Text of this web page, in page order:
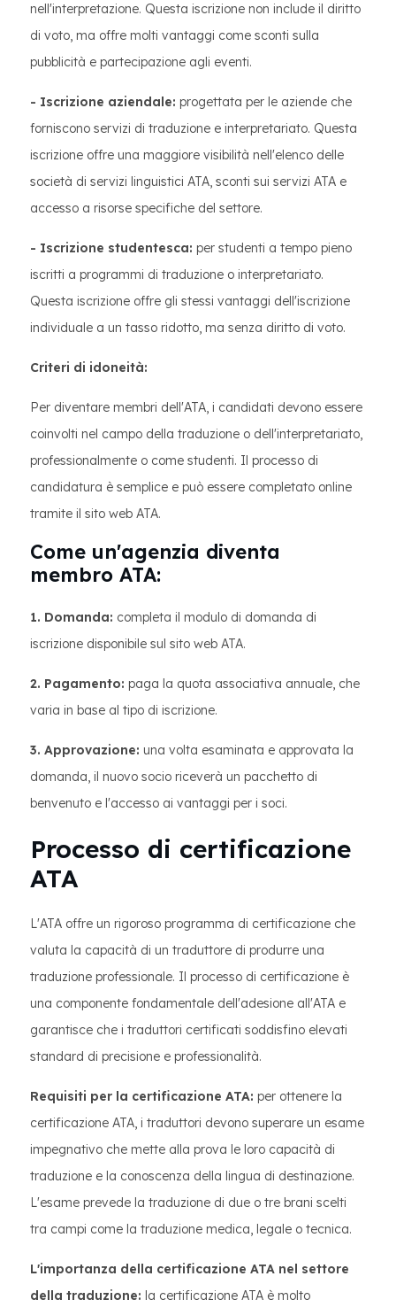
nell'interpretazione. Questa iscrizione non include il diritto
di voto, ma offre molti vantaggi come sconti sulla
pubblicità e partecipazione agli eventi.
- Iscrizione aziendale: progettata per le aziende che
forniscono servizi di traduzione e interpretariato. Questa
iscrizione offre una maggiore visibilità nell'elenco delle
società di servizi linguistici ATA, sconti sui servizi ATA e
accesso a risorse specifiche del settore.
- Iscrizione studentesca: per studenti a tempo pieno
iscritti a programmi di traduzione o interpretariato.
Questa iscrizione offre gli stessi vantaggi dell'iscrizione
individuale a un tasso ridotto, ma senza diritto di voto.
Criteri di idoneità:
Per diventare membri dell'ATA, i candidati devono essere
coinvolti nel campo della traduzione o dell'interpretariato,
professionalmente o come studenti. Il processo di
candidatura è semplice e può essere completato online
tramite il sito web ATA.
Come un'agenzia diventa
membro ATA:
1. Domanda: completa il modulo di domanda di
iscrizione disponibile sul sito web ATA.
2. Pagamento: paga la quota associativa annuale, che
varia in base al tipo di iscrizione.
3. Approvazione: una volta esaminata e approvata la
domanda, il nuovo socio riceverà un pacchetto di
benvenuto e l'accesso ai vantaggi per i soci.
Processo di certificazione
ATA
L'ATA offre un rigoroso programma di certificazione che
valuta la capacità di un traduttore di produrre una
traduzione professionale. Il processo di certificazione è
una componente fondamentale dell'adesione all'ATA e
garantisce che i traduttori certificati soddisfino elevati
standard di precisione e professionalità.
Requisiti per la certificazione ATA: per ottenere la
certificazione ATA, i traduttori devono superare un esame
impegnativo che mette alla prova le loro capacità di
traduzione e la conoscenza della lingua di destinazione.
L'esame prevede la traduzione di due o tre brani scelti
tra campi come la traduzione medica, legale o tecnica.
L'importanza della certificazione ATA nel settore
della traduzione: la certificazione ATA è molto